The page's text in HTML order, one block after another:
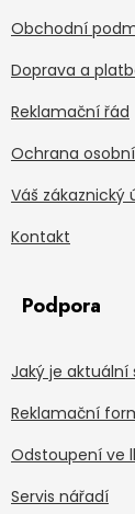
Obchodní
Doprava a
Reklamační řád
Ochrana
Váš zákaznický
Kontakt
Podpora
Jaký je
Reklamační
Odstoupení ve
Servis nářadí